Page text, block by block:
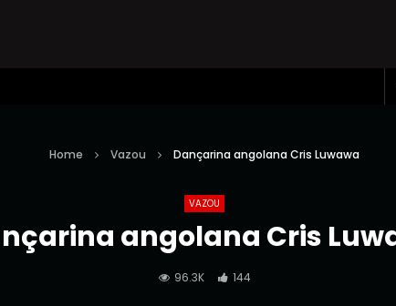
Home Vazou Dançarina angolana Cris Luwawa
VAZOU
angolana Cris
96.3K 144